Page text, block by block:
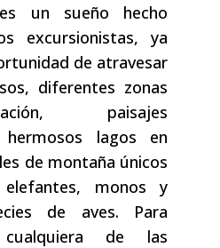
un sueño hecho
excursionistas, ya
de atravesar
diferentes zonas
paisajes
hermosos lagos en
de montaña únicos
monos y
de aves. Para
de las